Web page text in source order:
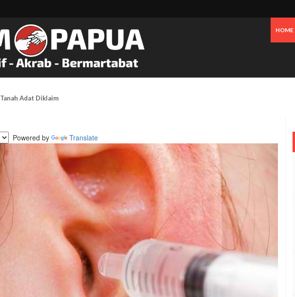
HOME
Tanah Adat Diklaim Milik Oknum Dan Pemerintah, Warga OAP Blokade Jalan Cenderawasih Timika
Powered by Translate